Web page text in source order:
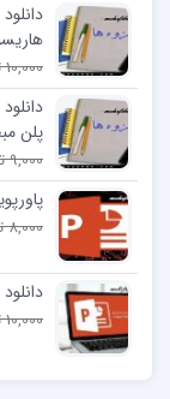
هاریسون 21
10,000 تومان
پلن
9,000 تومان
8,000 تومان
10,000 تومان